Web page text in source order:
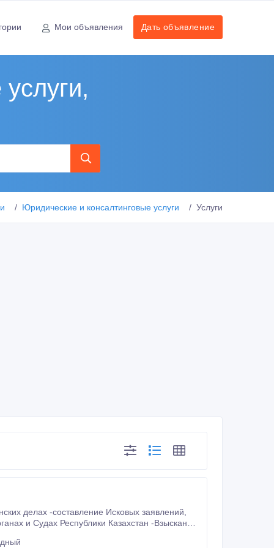
Мои объявления Дать объявление
Юридические и консалтинговые услуги Услуги
делах -составление Исковых заявлений,